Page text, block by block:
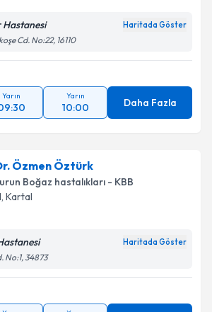
Hastanesi Haritada Göster
Cd. No:22, 16110
Yarın Yarın
10:00 Daha Fazla
Özmen Öztürk
Boğaz hastalıkları - KBB
, Kartal
Haritada Göster
No:1, 34873